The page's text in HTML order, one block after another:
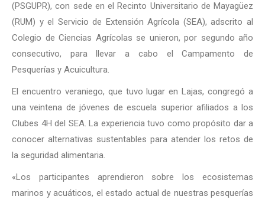
(PSGUPR), con sede en el Recinto Universitario de Mayagüez
(RUM) y el Servicio de Extensión Agrícola (SEA), adscrito al
Colegio de Ciencias Agrícolas se unieron, por segundo año
consecutivo, para llevar a cabo el Campamento de
Pesquerías y Acuicultura.
El encuentro veraniego, que tuvo lugar en Lajas, congregó a
una veintena de jóvenes de escuela superior afiliados a los
Clubes 4H del SEA. La experiencia tuvo como propósito dar a
conocer alternativas sustentables para atender los retos de
la seguridad alimentaria.
«Los participantes aprendieron sobre los ecosistemas
marinos y acuáticos, el estado actual de nuestras pesquerías